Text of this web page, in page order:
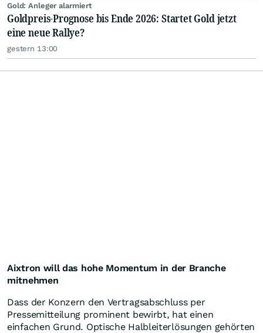
Gold: Anleger alarmiert
Goldpreis-Prognose bis Ende 2026: Startet Gold jetzt
eine neue Rallye?
gestern 13:00
Aixtron will das hohe Momentum in der Branche
mitnehmen
Dass der Konzern den Vertragsabschluss per
Pressemitteilung prominent bewirbt, hat einen
einfachen Grund. Optische Halbleiterlösungen gehörten